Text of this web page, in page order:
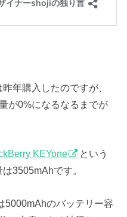
年購入したのですが、
が0%になるなるまでが
KEYone
という
3505mAhです。
5000mAhのバッテリー容